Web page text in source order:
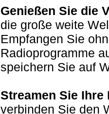
Genießen Sie die
die große weite
Empfangen Sie
Radioprogramme
speichern Sie auf
Streamen Sie Ihre
verbinden Sie den